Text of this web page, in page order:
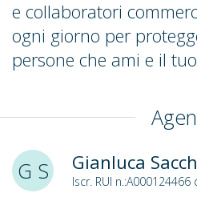
e collaboratori
ogni giorno per
persone che ami e il
G S
Gianluca
Iscr. RUI